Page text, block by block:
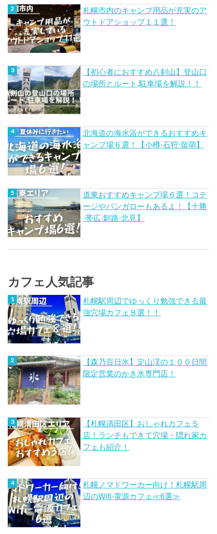
札幌市内のキャンプ用品が充実のア
ウトドアショップ１１選！
【初心者におすすめ八剣山】登山口
の場所とルート,駐車場を解説！！
北海道の海水浴ができるおすすめキ
ャンプ場６選！【小樽·石狩·留萌】
道東おすすめキャンプ場６選！コテ
ージやバンガローもあるよ！【十勝
·帯広·釧路·北見】
カフェ人気記事
札幌駅周辺でゆっくり勉強できる最
強穴場カフェ８選！！
【森乃百日氷】定山渓の１００日間
限定営業のかき氷専門店！
【札幌清田区】おしゃれカフェ５
店！ランチもできて穴場・隠れ家カ
フェも紹介！
札幌ノマドワーカー向け！札幌駅周
辺のWifi-電源カフェ≪6選≫